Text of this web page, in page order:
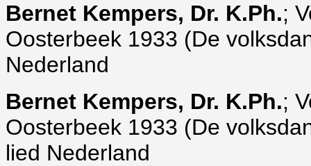
Bernet Kempers, Dr. K.Ph.;
Oosterbeek 1933 (De
Nederland
Bernet Kempers, Dr. K.Ph.;
Oosterbeek 1933 (De
lied Nederland